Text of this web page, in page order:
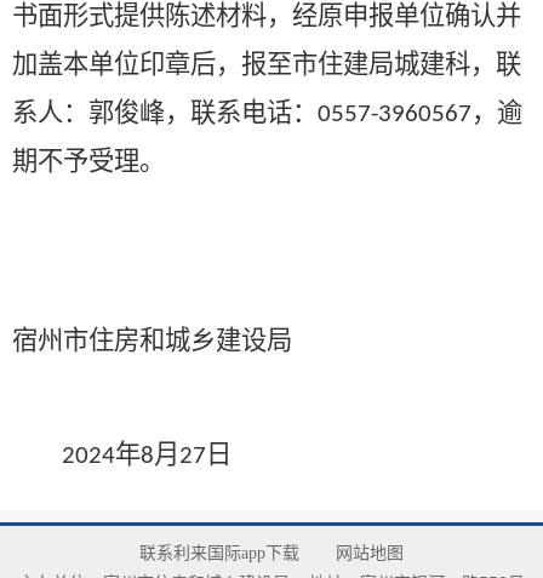
书面形式提供陈述材料，经原申报单位确认并
加盖本单位印章后，报至市住建局城建科， 联
系人：郭俊峰，联系电话： 0557-3960567，逾
期不予受理。
宿州市住房和城乡建设局
2024年8月 27 日
联系利来国际app下载 网站地图